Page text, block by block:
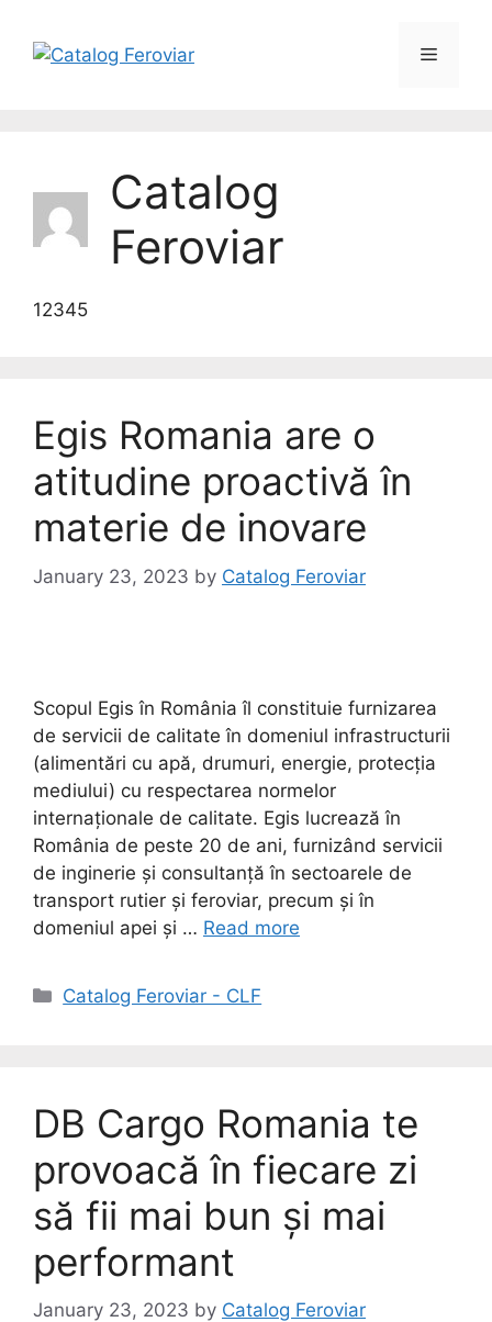
Catalog
Feroviar
12345
Egis Romania are o
atitudine proactivă în
materie de inovare
January 23, 2023 by Catalog Feroviar
Scopul Egis în România îl constituie furnizarea
de servicii de calitate în domeniul infrastructurii
(alimentări cu apă, drumuri, energie, protecția
mediului) cu respectarea normelor
internaționale de calitate. Egis lucrează în
România de peste 20 de ani, furnizând servicii
de inginerie și consultanță în sectoarele de
transport rutier și feroviar, precum și în
domeniul apei și … Read more
Catalog Feroviar - CLF
DB Cargo Romania te
provoacă în fiecare zi
să fii mai bun și mai
performant
January 23, 2023 by Catalog Feroviar